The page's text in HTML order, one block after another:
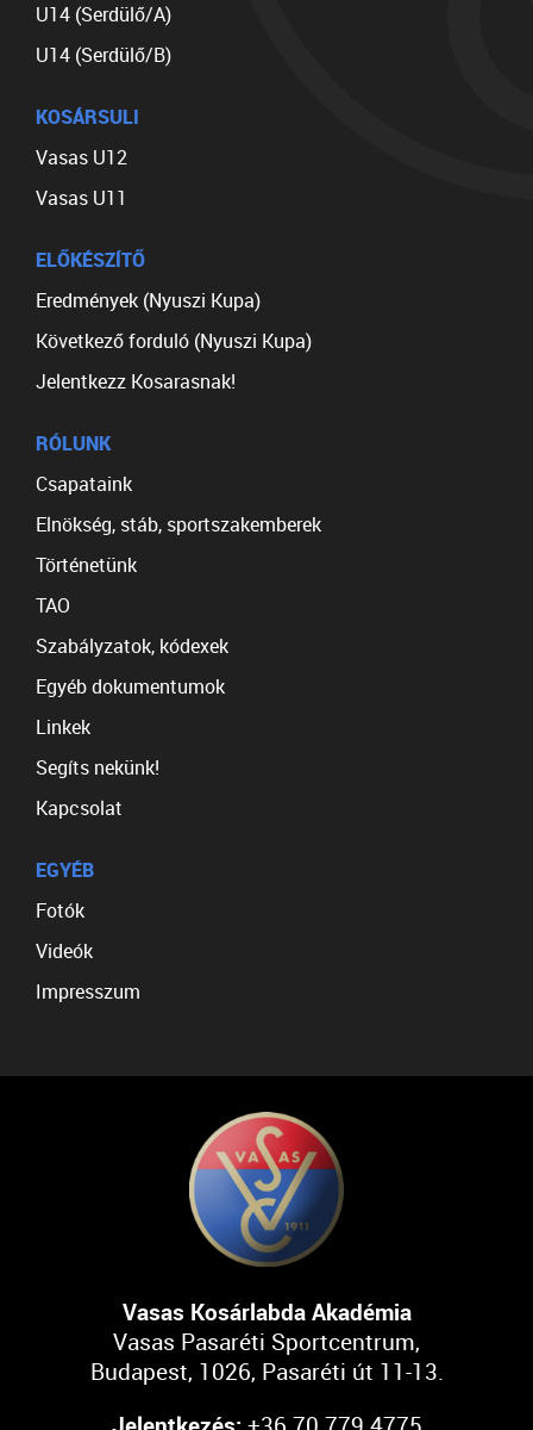
U14 (Serdülő/A)
U14 (Serdülő/B)
KOSÁRSULI
Vasas U12
Vasas U11
ELŐKÉSZÍTŐ
Eredmények (Nyuszi Kupa)
Következő forduló (Nyuszi Kupa)
Jelentkezz Kosarasnak!
RÓLUNK
Csapataink
Elnökség, stáb, sportszakemberek
Történetünk
TAO
Szabályzatok, kódexek
Egyéb dokumentumok
Linkek
Segíts nekünk!
Kapcsolat
EGYÉB
Fotók
Videók
Impresszum
Vasas Kosárlabda Akadémia
Vasas Pasaréti Sportcentrum,
Budapest, 1026, Pasaréti út 11-13.